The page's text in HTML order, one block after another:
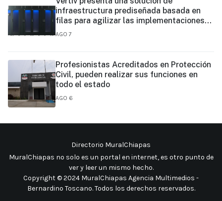
infraestructura prediseñada basada en
filas para agilizar las implementaciones
de centros de datos en el borde y de IA en
AGO 7
Profesionistas Acreditados en Protección
Civil, pueden realizar sus funciones en
todo el estado
AGO 6
Directorio MuralChiapas
MuralChiapas no solo es un portal en internet, es otro punto de
ver y leer un mismo hecho.
Copyright © 2024 MuralChiapas Agencia Multimedios -
Bernardino Toscano. Todos los derechos reservados.